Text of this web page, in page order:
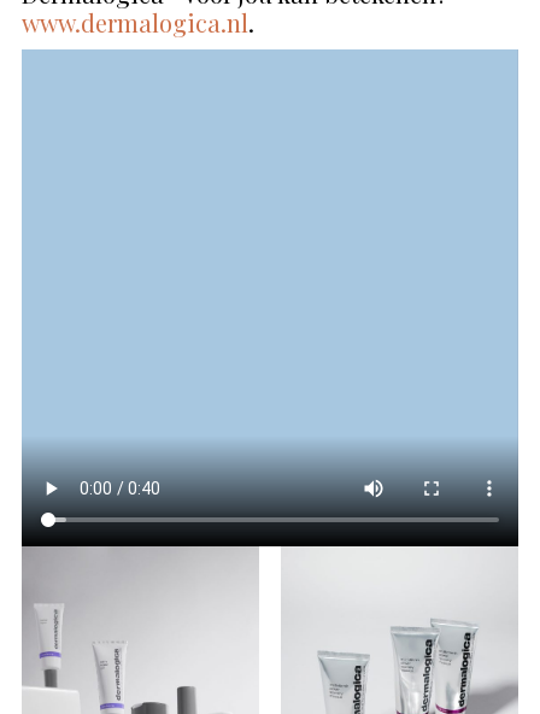
www.dermalogica.nl.